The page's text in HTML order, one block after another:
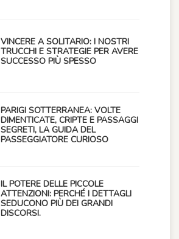
VINCERE A SOLITARIO: I NOSTRI
TRUCCHI E STRATEGIE PER AVERE
SUCCESSO PIÙ SPESSO
PARIGI SOTTERRANEA: VOLTE
DIMENTICATE, CRIPTE E PASSAGGI
SEGRETI, LA GUIDA DEL
PASSEGGIATORE CURIOSO
IL POTERE DELLE PICCOLE
ATTENZIONI: PERCHÉ I DETTAGLI
SEDUCONO PIÙ DEI GRANDI
DISCORSI.